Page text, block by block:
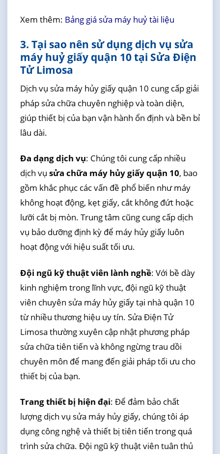
Xem thêm: Bảng giá sửa máy huỷ tài liệu
3. Tại sao nên sử dụng dịch vụ sửa
máy huỷ giấy quận 10 tại Sửa Điện
Tử Limosa
Dịch vụ sửa máy hủy giấy quận 10 cung cấp giải
pháp sửa chữa chuyên nghiệp và toàn diện,
giúp thiết bị của bạn vận hành ổn định và bền bỉ
lâu dài.
Đa dạng dịch vụ: Chúng tôi cung cấp nhiều
dịch vụ sửa chữa máy hủy giấy quận 10, bao
gồm khắc phục các vấn đề phổ biến như máy
không hoạt động, kẹt giấy, cắt không đứt hoặc
lưỡi cắt bị mòn. Trung tâm cũng cung cấp dịch
vụ bảo dưỡng định kỳ để máy hủy giấy luôn
hoạt động với hiệu suất tối ưu.
Đội ngũ kỹ thuật viên lành nghề: Với bề dày
kinh nghiệm trong lĩnh vực, đội ngũ kỹ thuật
viên chuyên sửa máy hủy giấy tại nhà quận 10
từ nhiều thương hiệu uy tín. Sửa Điện Tử
Limosa thường xuyên cập nhật phương pháp
sửa chữa tiên tiến và không ngừng trau dồi
chuyên môn để mang đến giải pháp tối ưu cho
thiết bị của bạn.
Trang thiết bị hiện đại: Để đảm bảo chất
lượng dịch vụ sửa máy hủy giấy, chúng tôi áp
dụng công nghệ và thiết bị tiên tiến trong quá
trình sửa chữa. Đội ngũ kỹ thuật viên tuân thủ